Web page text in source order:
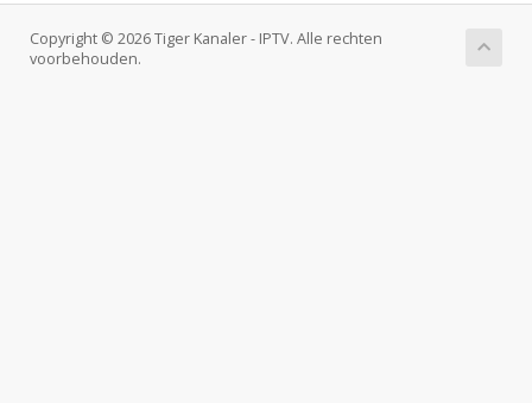
Copyright © 2026 Tiger Kanaler - IPTV. Alle rechten
voorbehouden.